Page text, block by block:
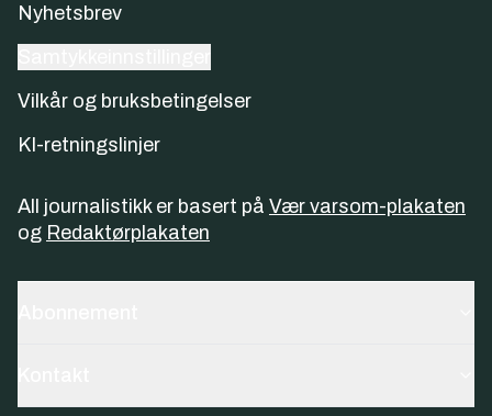
Nyhetsbrev
Vilkår og bruksbetingelser
KI-retningslinjer
All journalistikk er basert på Vær varsom-plakaten
og Redaktørplakaten